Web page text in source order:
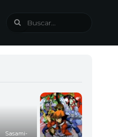
Sasami-